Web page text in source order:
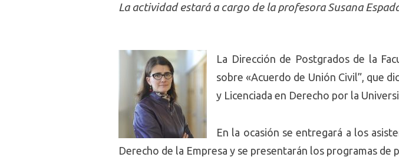
La actividad estará a cargo de la profesora Susana
La Dirección de Postgrados de la
sobre «Acuerdo de Unión Civil”, que
y Licenciada en Derecho por la
En la ocasión se entregará a los
Derecho de la Empresa y se presentarán los programas de